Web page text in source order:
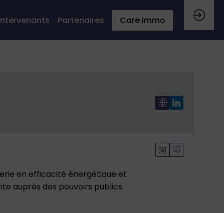
Partenaires Care Immo
en efficacité énergétique et
auprès des pouvoirs publics.